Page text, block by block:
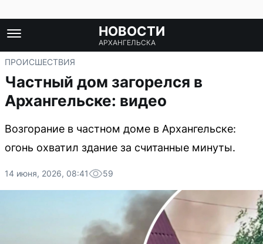
НОВОСТИ
АРХАНГЕЛЬСКА
ПРОИСШЕСТВИЯ
Частный дом загорелся в
Архангельске: видео
Возгорание в частном доме в Архангельске:
огонь охватил здание за считанные минуты.
14 июня, 2026, 08:41 59